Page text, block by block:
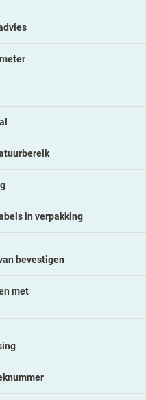
in verpakking
bevestigen
met